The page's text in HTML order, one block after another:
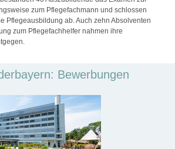
zum Pflegefachmann und schlossen
Pflegeausbildung ab. Auch zehn Absolventen
zum Pflegefachhelfer nahmen ihre
Bewerbungen